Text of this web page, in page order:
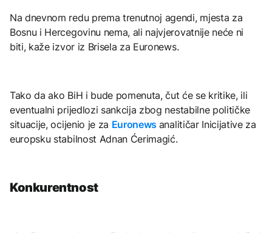
Na dnevnom redu prema trenutnoj agendi, mjesta za
Bosnu i Hercegovinu nema, ali najvjerovatnije neće ni
biti, kaže izvor iz Brisela za Euronews.
Tako da ako BiH i bude pomenuta, čut će se kritike, ili
eventualni prijedlozi sankcija zbog nestabilne političke
situacije, ocijenio je za Euronews analitičar Inicijative za
europsku stabilnost Adnan Ćerimagić.
Konkurentnost